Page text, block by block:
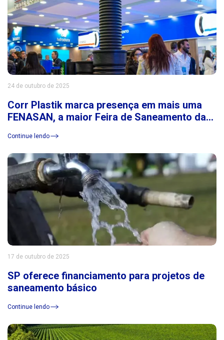
24 de outubro de 2025
Corr Plastik marca presença em mais uma
FENASAN, a maior Feira de Saneamento da
Continue lendo
17 de outubro de 2025
SP oferece financiamento para projetos de
saneamento básico
Continue lendo